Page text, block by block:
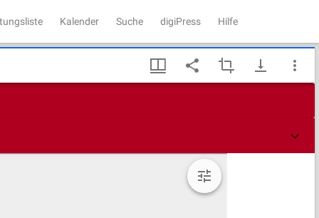
Kalender Suche digiPress Hilfe